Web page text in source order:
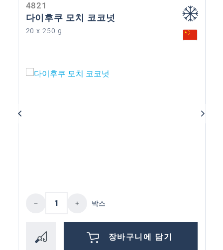
4821
다이후쿠 모치 코코넛
20 x 250 g
제품 수량: 원하는 값을 입력하거나 버
박스
장바구니에 담기